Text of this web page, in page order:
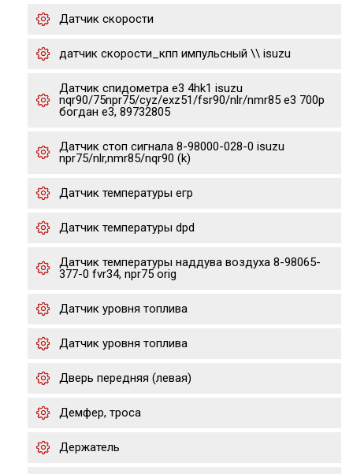
Датчик скорости
датчик скорости_кпп импульсный \\ isuzu
Датчик спидометра е3 4hk1 isuzu
nqr90/75npr75/cyz/exz51/fsr90/nlr/nmr85 e3 700p
богдан е3, 89732805
Датчик стоп сигнала 8-98000-028-0 isuzu
npr75/nlr,nmr85/nqr90 (k)
Датчик температуры егр
Датчик температуры dpd
Датчик температуры наддува воздуха 8-98065-
377-0 fvr34, npr75 orig
Датчик уровня топлива
Датчик уровня топлива
Дверь передняя (левая)
Демфер, троса
Держатель